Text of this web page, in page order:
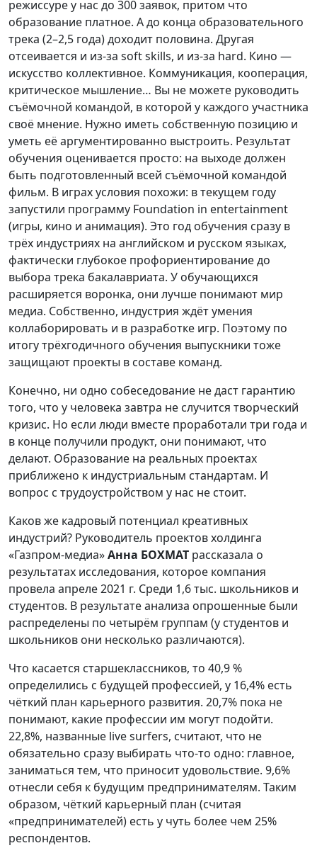
режиссуре у нас до 300 заявок, притом что
образование платное. А до конца образовательного
трека (2–2,5 года) доходит половина. Другая
отсеивается и из-за soft skills, и из-за hard. Кино —
искусство коллективное. Коммуникация, кооперация,
критическое мышление… Вы не можете руководить
съёмочной командой, в которой у каждого участника
своё мнение. Нужно иметь собственную позицию и
уметь её аргументированно выстроить. Результат
обучения оценивается просто: на выходе должен
быть подготовленный всей съёмочной командой
фильм. В играх условия похожи: в текущем году
запустили программу Foundation in entertainment
(игры, кино и анимация). Это год обучения сразу в
трёх индустриях на английском и русском языках,
фактически глубокое профориентирование до
выбора трека бакалавриата. У обучающихся
расширяется воронка, они лучше понимают мир
медиа. Собственно, индустрия ждёт умения
коллаборировать и в разработке игр. Поэтому по
итогу трёхгодичного обучения выпускники тоже
защищают проекты в составе команд.
Конечно, ни одно собеседование не даст гарантию
того, что у человека завтра не случится творческий
кризис. Но если люди вместе проработали три года и
в конце получили продукт, они понимают, что
делают. Образование на реальных проектах
приближено к индустриальным стандартам. И
вопрос с трудоустройством у нас не стоит.
Каков же кадровый потенциал креативных
индустрий? Руководитель проектов холдинга
«Газпром-медиа»Анна БОХМАТ рассказала о
результатах исследования, которое компания
провела апреле 2021 г. Среди 1,6 тыс. школьников и
студентов. В результате анализа опрошенные были
распределены по четырём группам (у студентов и
школьников они несколько различаются).
Что касается старшеклассников, то 40,9 %
определились с будущей профессией, у 16,4% есть
чёткий план карьерного развития. 20,7% пока не
понимают, какие профессии им могут подойти.
22,8%, названные live surfers, считают, что не
обязательно сразу выбирать что-то одно: главное,
заниматься тем, что приносит удовольствие. 9,6%
отнесли себя к будущим предпринимателям. Таким
образом, чёткий карьерный план (считая
«предпринимателей) есть у чуть более чем 25%
респондентов.